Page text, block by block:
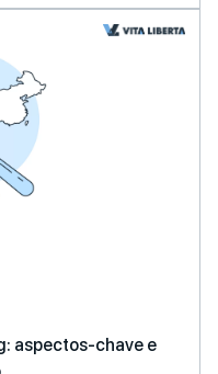
aspectos-chave e